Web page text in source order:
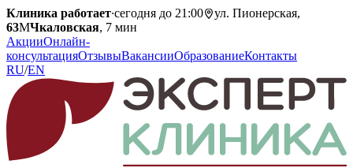
Клиника работает·сегодня до 21:00
ул. Пионерская,
63МЧкаловская, 7 мин
АкцииОнлайн-
консультацияОтзывыВакансииОбразованиеКонтакты
RU/EN